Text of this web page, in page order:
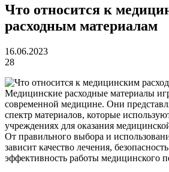
Что относится к
расходным материалам
16.06.2023
28
Медицинские расходные материалы
современной медицине. Они
спектр материалов, которые
учреждениях для оказания
От правильного выбора и
зависит качество лечения,
эффективность работы медицинского